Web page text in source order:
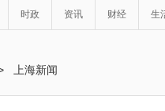
时政 资讯 财经 生
上海新闻